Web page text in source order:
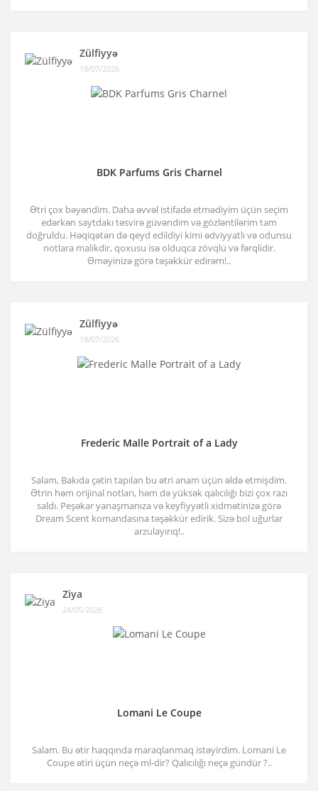
Zülfiyyə
19/07/2026
BDK Parfums Gris Charnel
Ətri çox bəyəndim. Daha əvvəl istifadə etmədiyim üçün seçim
edərkən saytdakı təsvirə güvəndim və gözləntilərim tam
doğruldu. Həqiqətən də qeyd edildiyi kimi ədviyyatlı və odunsu
notlara malikdir, qoxusu isə olduqca zövqlü və fərqlidir.
Əməyinizə görə təşəkkür edirəm!..
Zülfiyyə
19/07/2026
Frederic Malle Portrait of a Lady
Salam, Bakıda çətin tapılan bu ətri anam üçün əldə etmişdim.
Ətrin həm orijinal notları, həm də yüksək qalıcılığı bizi çox razı
saldı. Peşəkar yanaşmanıza və keyfiyyətli xidmətinizə görə
Dream Scent komandasına təşəkkür edirik. Sizə bol uğurlar
arzulayırıq!..
Ziya
24/05/2026
Lomani Le Coupe
Salam. Bu ətir haqqında maraqlanmaq istəyirdim. Lomani Le
Coupe ətiri üçün neçə ml-dir? Qalıcılığı neçə gündür ?..